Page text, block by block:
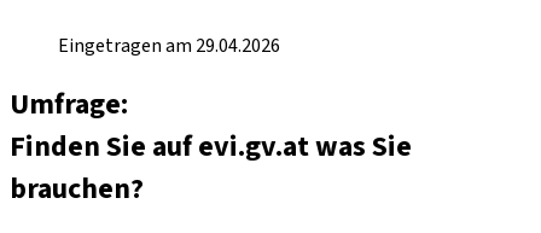
Eingetragen am 29.04.2026
Umfrage:
Finden Sie auf evi.gv.at was Sie
brauchen?